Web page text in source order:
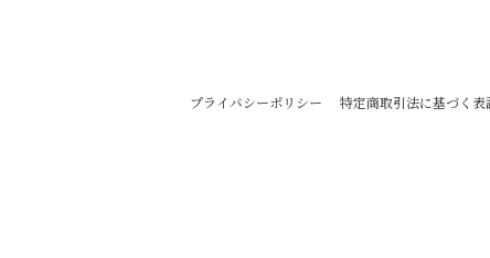
プライバシーポリシー 特定商取引法に基づく表